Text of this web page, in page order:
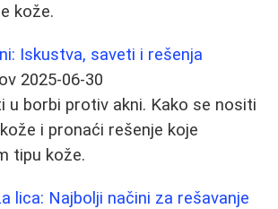
kože.
Iskustva, saveti i rešenja
2025-06-30
u borbi protiv akni. Kako se nositi
i pronaći rešenje koje
tipu kože.
lica: Najbolji načini za rešavanje